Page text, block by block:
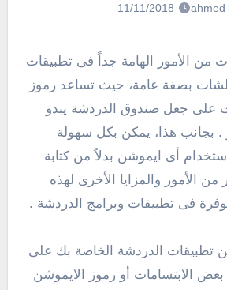
11/11/2018
بصفة عامة، حيث تساعد رموز
على جعل صندوق الدردشة يبدو
. بجانب هذا، يمكن بكل سهولة
أى ايموشن بدلاً من كتابة
من الأمور والمزايا الأخرى لهذه
فى تطبيقات وبرامج الدردشة .
تطبيقات الدردشة الخاصة بك على
بعض الابتسامات أو رموز الايموشن